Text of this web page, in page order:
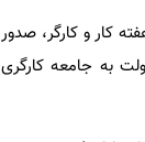
کار و کارگر، صدور
به جامعه کارگری